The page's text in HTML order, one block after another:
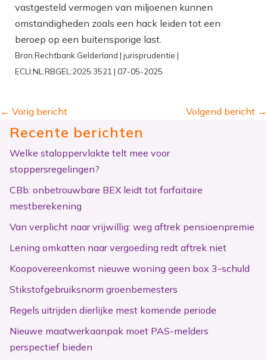
vastgesteld vermogen van miljoenen kunnen
omstandigheden zoals een hack leiden tot een
beroep op een buitensporige last.
Bron:Rechtbank Gelderland | jurisprudentie |
ECLI:NL:RBGEL:2025:3521 | 07-05-2025
← Vorig bericht Volgend bericht →
Recente berichten
Welke staloppervlakte telt mee voor
stoppersregelingen?
CBb: onbetrouwbare BEX leidt tot forfaitaire
mestberekening
Van verplicht naar vrijwillig: weg aftrek pensioenpremie
Lening omkatten naar vergoeding redt aftrek niet
Koopovereenkomst nieuwe woning geen box 3-schuld
Stikstofgebruiksnorm groenbemesters
Regels uitrijden dierlijke mest komende periode
Nieuwe maatwerkaanpak moet PAS-melders
perspectief bieden